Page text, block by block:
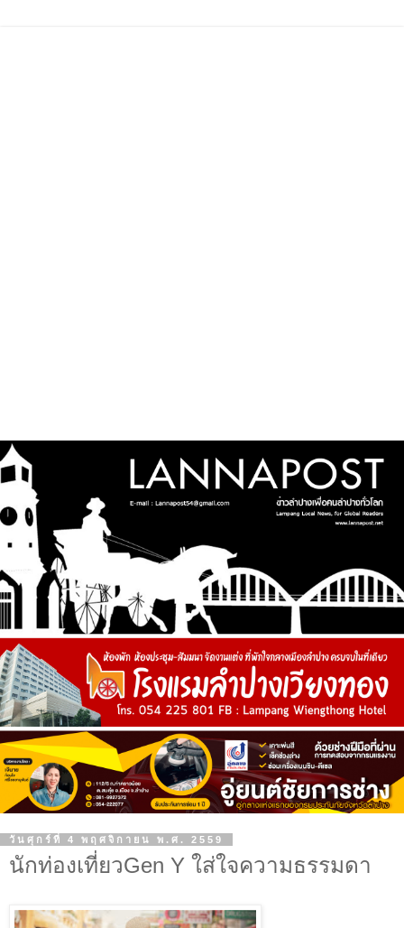
วันศุกร์ที่ 4 พฤศจิกายน พ.ศ. 2559
นักท่องเที่ยวGen Y ใส่ใจความธรรมดา